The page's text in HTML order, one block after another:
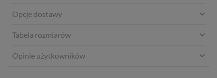
Opcje dostawy
Tabela rozmiarów
Opinie użytkowników